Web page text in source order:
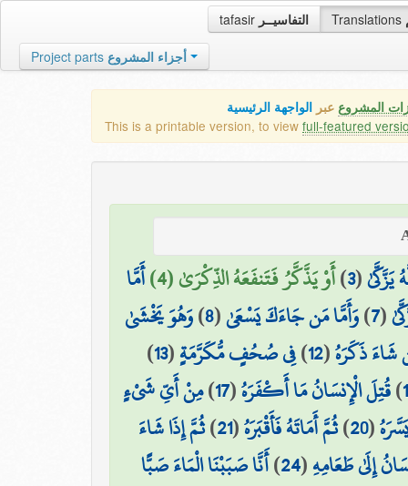
tafasir التفاسيــر Translations
Project parts أجزاء المشروع
المشروع عبر الواجهة الرئيسية
This is a printable version, to view full-featured
يَزَّكَّىٰ(
3
)أَوْ يَذَّكَّرُ فَتَنفَعَهُ الذِّكْرَىٰ (4) أَمَّا
(
7
)وَأَمَّا مَن جَاءَكَ يَسْعَىٰ(
8
)وَهُوَ يَخْشَىٰ
شَاءَ ذَكَرَهُ(
12
)فِي صُحُفٍ مُّكَرَّمَةٍ(
13
)
)قُتِلَ الْإِنسَانُ مَا أَكْفَرَهُ(
17
)مِنْ أَيِّ شَيْءٍ
(
20
)ثُمَّ أَمَاتَهُ فَأَقْبَرَهُ(
21
)ثُمَّ إِذَا شَاءَ
إِلَىٰ طَعَامِهِ(
24
)أَنَّا صَبَبْنَا الْمَاءَ صَبًّا